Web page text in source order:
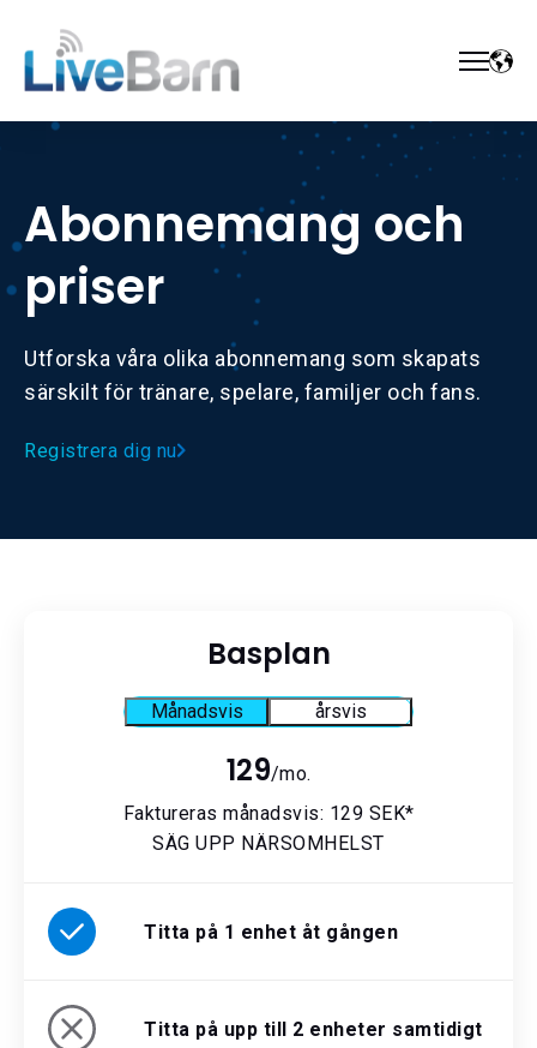
Abonnemang och
priser
Utforska våra olika abonnemang som skapats
särskilt för tränare, spelare, familjer och fans.
Registrera dig nu
Basplan
Månadsvis årsvis
129/mo.
Faktureras månadsvis: 129 SEK*
SÄG UPP NÄRSOMHELST
Titta på 1 enhet åt gången
Titta på upp till 2 enheter samtidigt